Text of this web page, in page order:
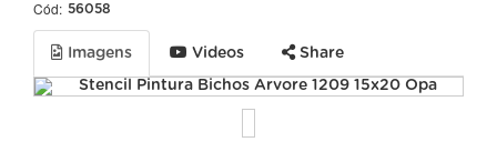
Cód: 56058
Imagens Videos Share